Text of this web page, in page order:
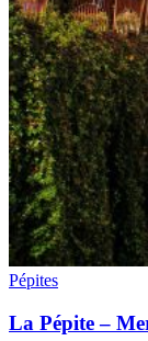
Pépites
La Pépite –